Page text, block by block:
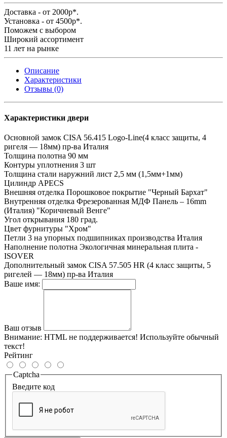
Доставка - от 2000р*.
Установка - от 4500р*.
Поможем с выбором
Широкий ассортимент
11 лет на рынке
Описание
Характеристики
Отзывы (0)
Характеристики двери
Основной замок CISA 56.415 Logo-Line(4 класс защиты, 4
ригеля — 18мм) пр-ва Италия
Толщина полотна 90 мм
Контуры уплотнения 3 шт
Толщина стали наружний лист 2,5 мм (1,5мм+1мм)
Цилиндр APECS
Внешняя отделка Порошковое покрытие "Черный Бархат"
Внутренняя отделка Фрезерованная МДФ Панель – 16mm
(Италия) "Коричневый Венге"
Угол открывания 180 град.
Цвет фурнитуры "Хром"
Петли 3 на упорных подшипниках производства Италия
Наполнение полотна Экологичная минеральная плита -
ISOVER
Дополнительный замок СISA 57.505 HR (4 класс защиты, 5
ригелей — 18мм) пр-ва Италия
Ваше имя:
Ваш отзыв
Внимание: HTML не поддерживается! Используйте обычный
текст!
Рейтинг
Captcha
Введите код